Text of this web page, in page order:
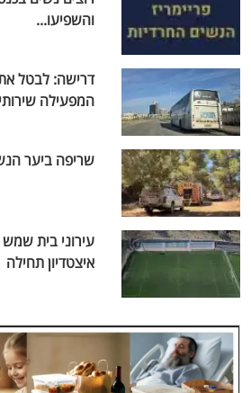
והשפיעו...
דרישה: לבטל
המפעילה
שריפה ביער
עירוני בית
איצטדיון תחילה